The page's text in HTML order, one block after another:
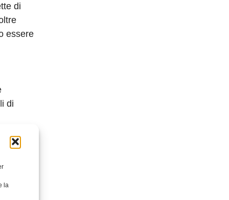
la
di
essere
di
la
di